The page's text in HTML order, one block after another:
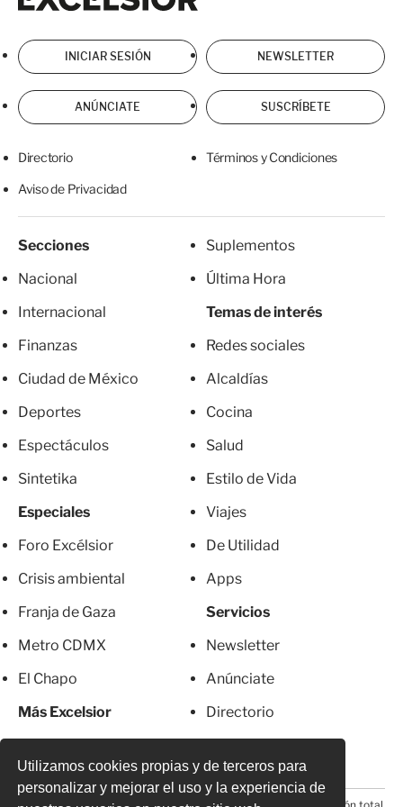
Utilizamos cookies propias y de terceros para
personalizar y mejorar el uso y la experiencia de
INICIAR SESIÓN NEWSLETTER
ANÚNCIATE SUSCRÍBETE
Directorio Términos y Condiciones
Aviso de Privacidad
Secciones
Nacional
Internacional
Finanzas
Ciudad de México
Deportes
Espectáculos
Sintetika
Especiales
Foro Excélsior
Crisis ambiental
Franja de Gaza
Metro CDMX
El Chapo
Más Excelsior
Suplementos
Última Hora
Temas de interés
Redes sociales
Alcaldías
Cocina
Salud
Estilo de Vida
Viajes
De Utilidad
Apps
Servicios
Newsletter
Anúnciate
Directorio